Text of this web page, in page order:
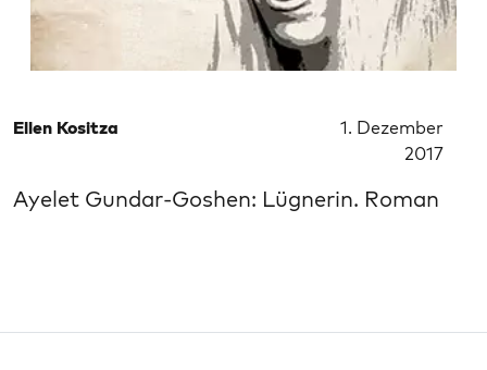
Ellen Kositza
1. Dezember
2017
Ayelet Gundar-Goshen: Lügnerin. Roman